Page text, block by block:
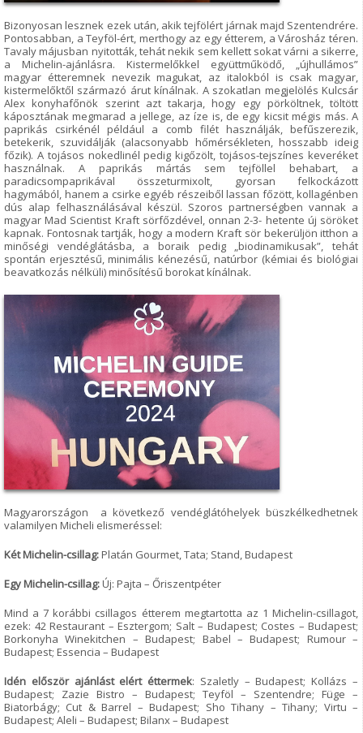
Bizonyosan lesznek ezek után, akik tejfölért járnak majd Szentendrére.
Pontosabban, a Teyföl-ért, merthogy az egy étterem, a Városház téren.
Tavaly májusban nyitották, tehát nekik sem kellett sokat várni a sikerre,
a Michelin-ajánlásra. Kistermelőkkel együttműködő, „újhullámos”
magyar étteremnek nevezik magukat, az italokból is csak magyar,
kistermelőktől származó árut kínálnak. A szokatlan megjelölés Kulcsár
Alex konyhafőnök szerint azt takarja, hogy egy pörköltnek, töltött
káposztának megmarad a jellege, az íze is, de egy kicsit mégis más. A
paprikás csirkénél például a comb filét használják, befűszerezik,
betekerik, szuvidálják (alacsonyabb hőmérsékleten, hosszabb ideig
főzik). A tojásos nokedlinél pedig kigőzölt, tojásos-tejszínes keveréket
használnak. A paprikás mártás sem tejföllel behabart, a
paradicsompaprikával összeturmixolt, gyorsan felkockázott
hagymából, hanem a csirke egyéb részeiből lassan főzött, kollagénben
dús alap felhasználásával készül. Szoros partnerségben vannak a
magyar Mad Scientist Kraft sörfőzdével, onnan 2-3- hetente új söröket
kapnak. Fontosnak tartják, hogy a modern Kraft sör bekerüljön itthon a
minőségi vendéglátásba, a boraik pedig „biodinamikusak”, tehát
spontán erjesztésű, minimális kénezésű, natúrbor (kémiai és biológiai
beavatkozás nélküli) minősítésű borokat kínálnak.
Magyarországon a következő vendéglátóhelyek büszkélkedhetnek
valamilyen Micheli elismeréssel:
Két Michelin-csillag:Platán Gourmet, Tata; Stand, Budapest
Egy Michelin-csillag:Új: Pajta – Őriszentpéter
Mind a 7 korábbi csillagos étterem megtartotta az 1 Michelin-csillagot,
ezek: 42 Restaurant – Esztergom; Salt – Budapest; Costes – Budapest;
Borkonyha Winekitchen – Budapest; Babel – Budapest; Rumour –
Budapest; Essencia – Budapest
Idén először ajánlást elért éttermek: Szaletly – Budapest; Kollázs –
Budapest; Zazie Bistro – Budapest; Teyföl – Szentendre; Füge –
Biatorbágy; Cut & Barrel – Budapest; Sho Tihany – Tihany; Virtu –
Budapest; Aleli – Budapest; Bilanx – Budapest